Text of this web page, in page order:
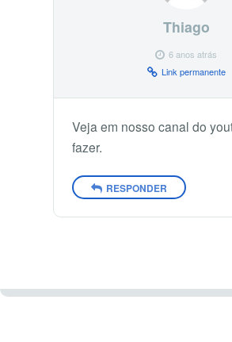
Thiago
6 anos atrás
Link permanente
Veja em nosso canal do
fazer.
RESPONDER